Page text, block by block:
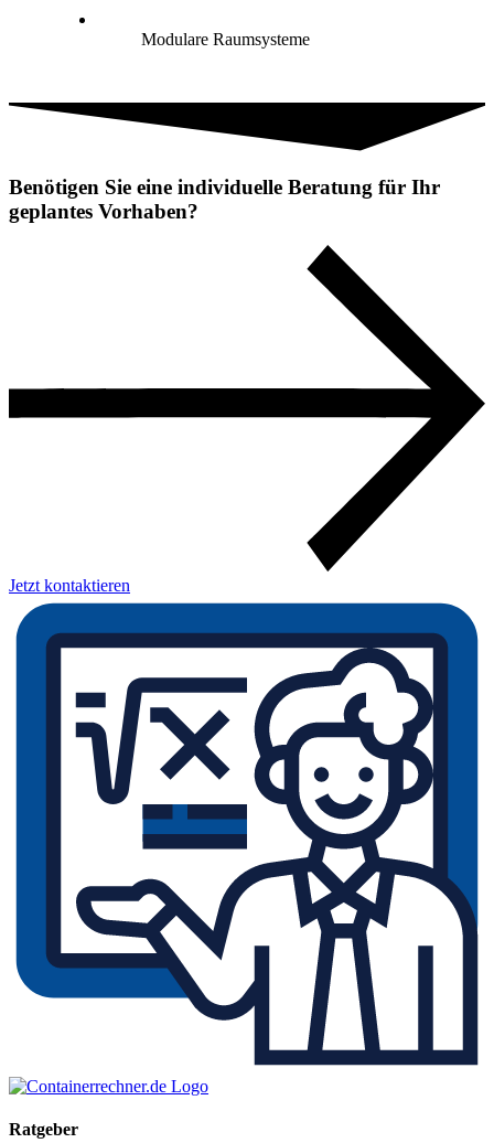
Modulare Raumsysteme
Benötigen Sie eine individuelle Beratung für Ihr
geplantes Vorhaben?
Jetzt kontaktieren
Ratgeber